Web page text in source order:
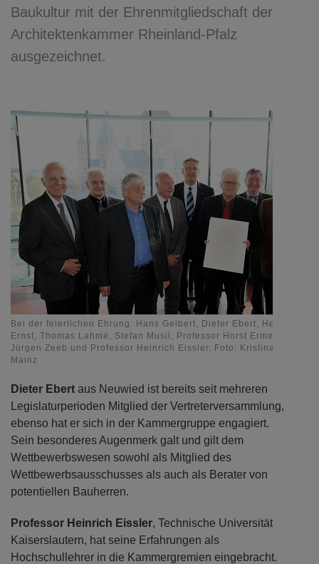
Baukultur mit der Ehrenmitgliedschaft der
Architektenkammer Rheinland-Pfalz
ausgezeichnet.
Bei der feierlichen Ehrung: Hans Gelbert, Dieter Ebert, Helmut
Ernst, Thomas Lahmé, Stefan Musil, Professor Horst Ermel, Heinz-
Jürgen Zeeb und Professor Heinrich Eissler. Foto: Kristina Schäfer,
Mainz
Dieter Ebert aus Neuwied ist bereits seit mehreren
Legislaturperioden Mitglied der Vertreterversammlung,
ebenso hat er sich in der Kammergruppe engagiert.
Sein besonderes Augenmerk galt und gilt dem
Wettbewerbswesen sowohl als Mitglied des
Wettbewerbsausschusses als auch als Berater von
potentiellen Bauherren.
Professor Heinrich Eissler, Technische Universität
Kaiserslautern, hat seine Erfahrungen als
Hochschullehrer in die Kammergremien eingebracht.